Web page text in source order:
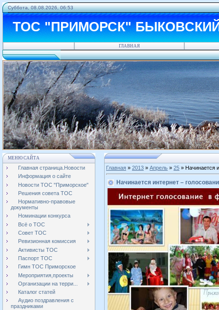
Суббота, 08.08.2026, 06:53
ТОС "ПРИМОРСК"
ГЛАВНАЯ
МЕНЮ САЙТА
Главная страница.Новости
Информация о сайте
Новости ТОС "Приморское"
Решения совета ТОС
Нормативно-правовые
документы
Номинации конкурса
Всё о ТОС
Совет ТОС
Ревизионная комиссия
Активисты ТОС
Паспорт ТОС
Гимн ТОС Приморское
Мероприятия,проекты
Организации на терри...
Каталог статей
Аудио поздравления с
праздниками
Главная » 2013 » Апрель » 25 » Начинается
Начинается интернет –